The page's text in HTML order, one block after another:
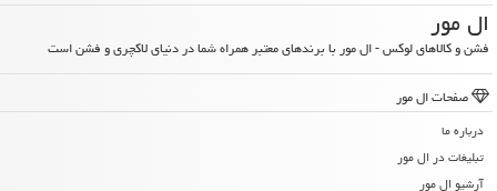
ال مور
فشن و کالاهای لوکس - ال مور با برندهای معتبر همراه شما در دنیای لاکچری و فشن است
صفحات ال مور
درباره ما
تبلیغات در ال مور
آرشیو ال مور